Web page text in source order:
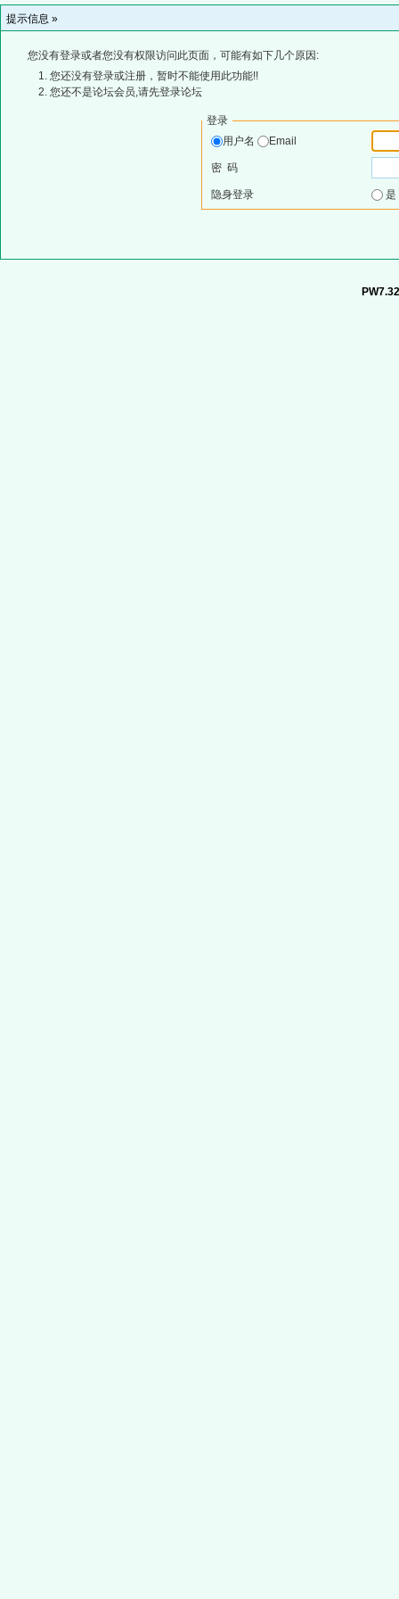
提示信息 »
您没有登录或者您没有权限访问此页面，可能有如下几个原因:
您还没有登录或注册，暂时不能使用此功能!!
您还不是论坛会员,请先登录论坛
登录
用户名
Email
密 码
隐身登录